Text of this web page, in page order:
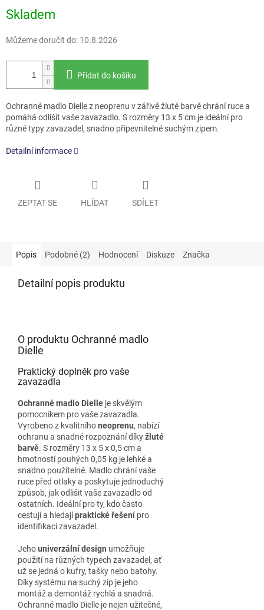
cena:
Skladem
Můžeme doručit do: 10.8.2026
Přidat do košíku
Ochranné madlo Dielle z neoprenu v zářivě žluté barvě chrání ruce a
pomáhá odlišit vaše zavazadlo. S rozměry 13 x 5 cm je ideální pro
různé typy zavazadel, snadno připevnitelné suchým zipem.
Detailní informace
ZEPTAT SE HLÍDAT SDÍLET
Popis Podobné (2) Hodnocení Diskuze Značka
Detailní popis produktu
O produktu Ochranné madlo
Dielle
Praktický doplněk pro vaše
zavazadla
Ochranné madlo Dielle je skvělým
pomocníkem pro vaše zavazadla.
Vyrobeno z kvalitníhoneoprenu, nabízí
ochranu a snadné rozpoznání díkyžluté
barvě. S rozměry 13 x 5 x 0,5 cm a
hmotností pouhých 0,05 kg je lehké a
snadno použitelné. Madlo chrání vaše
ruce před otlaky a poskytuje jednoduchý
způsob, jak odlišit vaše zavazadlo od
ostatních. Ideální pro ty, kdo často
cestují a hledajípraktické řešení pro
identifikaci zavazadel.
Jehouniverzální design umožňuje
použití na různých typech zavazadel, ať
už se jedná o kufry, tašky nebo batohy.
Díky systému na suchý zip je jeho
montáž a demontáž rychlá a snadná.
Ochranné madlo Dielle je nejen užitečné,